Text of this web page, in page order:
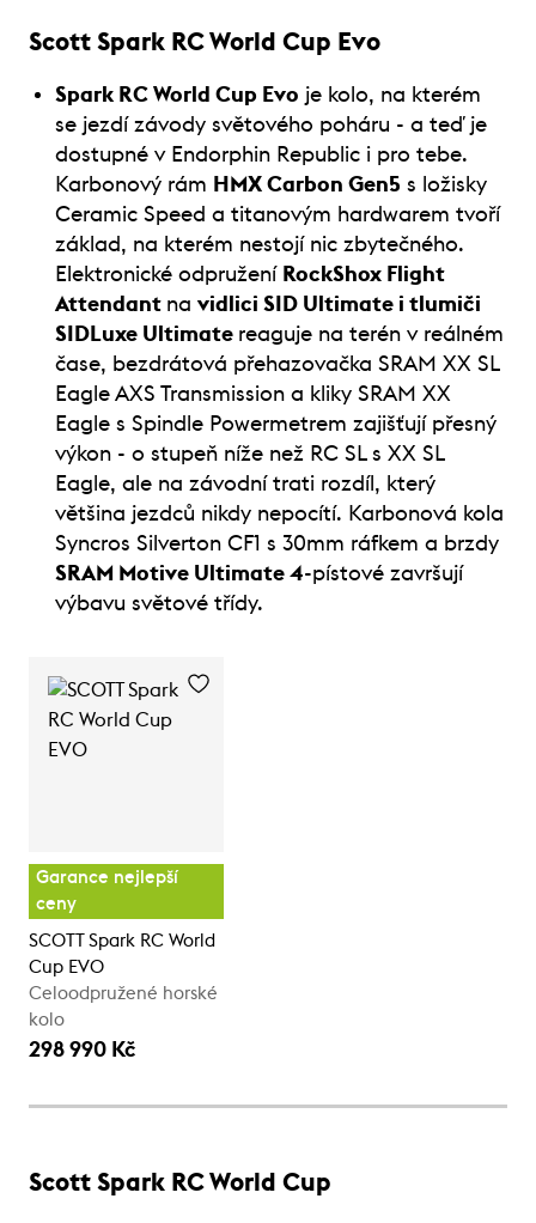
Scott Spark RC World Cup Evo
Spark RC World Cup Evo je kolo, na kterém
se jezdí závody světového poháru - a teď je
dostupné v Endorphin Republic i pro tebe.
Karbonový rám HMX Carbon Gen5 s ložisky
Ceramic Speed a titanovým hardwarem tvoří
základ, na kterém nestojí nic zbytečného.
Elektronické odpružení RockShox Flight
Attendant na vidlici SID Ultimate i tlumiči
SIDLuxe Ultimate reaguje na terén v reálném
čase, bezdrátová přehazovačka SRAM XX SL
Eagle AXS Transmission a kliky SRAM XX
Eagle s Spindle Powermetrem zajišťují přesný
výkon - o stupeň níže než RC SL s XX SL
Eagle, ale na závodní trati rozdíl, který
většina jezdců nikdy nepocítí. Karbonová kola
Syncros Silverton CF1 s 30mm ráfkem a brzdy
SRAM Motive Ultimate 4-pístové završují
výbavu světové třídy.
Garance nejlepší
ceny
SCOTT Spark RC World
Cup EVO
Celoodpružené horské
kolo
298 990 Kč
Scott Spark RC World Cup